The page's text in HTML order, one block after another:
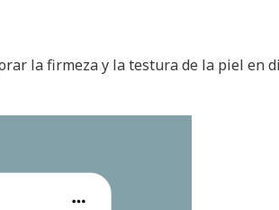
la firmeza y la testura de la piel en